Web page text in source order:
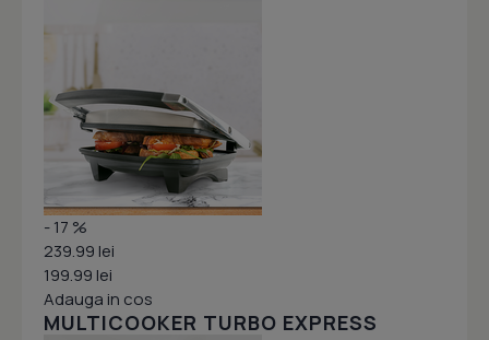
- 17 %
239.99 lei
199.99 lei
Adauga in cos
MULTICOOKER TURBO EXPRESS